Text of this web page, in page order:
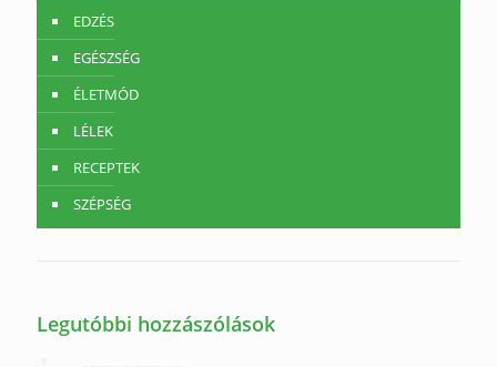
EDZÉS
EGÉSZSÉG
ÉLETMÓD
LÉLEK
RECEPTEK
SZÉPSÉG
Legutóbbi hozzászólások